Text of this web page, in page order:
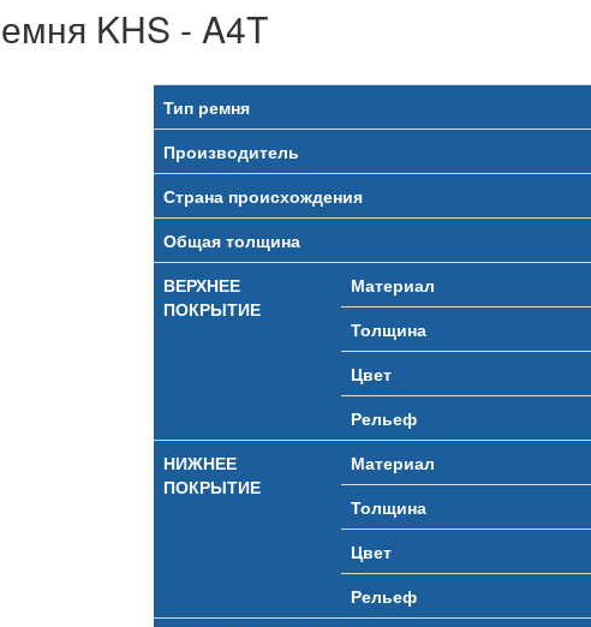
KHS - A4T
Тип ремня
Производитель
Страна происхождения
Общая толщина
ВЕРХНЕЕ
ПОКРЫТИЕ
Материал
Толщина
Цвет
Рельеф
НИЖНЕЕ
ПОКРЫТИЕ
Материал
Толщина
Цвет
Рельеф